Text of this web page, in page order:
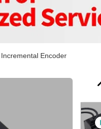
Encoder